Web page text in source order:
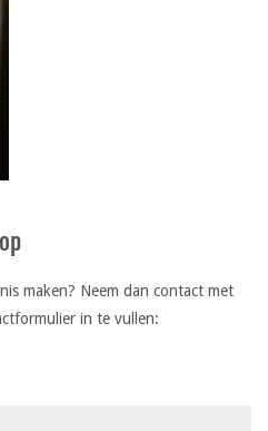
maken? Neem dan contact met
in te vullen: